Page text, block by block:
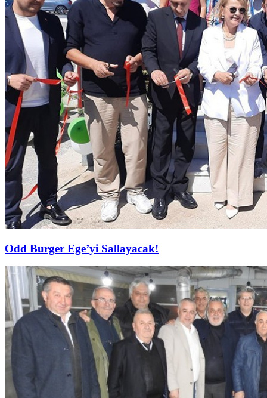
Odd Burger Ege’yi Sallayacak!